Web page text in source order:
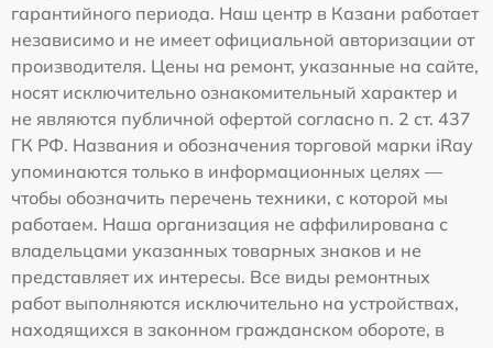
гарантийного периода. Наш центр в Казани работает
независимо и не имеет официальной авторизации от
производителя. Цены на ремонт, указанные на сайте,
носят исключительно ознакомительный характер и
не являются публичной офертой согласно п. 2 ст. 437
ГК РФ. Названия и обозначения торговой марки iRay
упоминаются только в информационных целях —
чтобы обозначить перечень техники, с которой мы
работаем. Наша организация не аффилирована с
владельцами указанных товарных знаков и не
представляет их интересы. Все виды ремонтных
работ выполняются исключительно на устройствах,
находящихся в законном гражданском обороте, в